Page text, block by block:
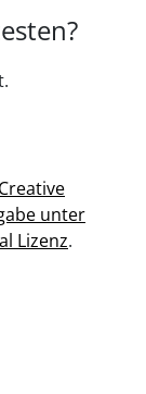
Creative
unter
Lizenz.